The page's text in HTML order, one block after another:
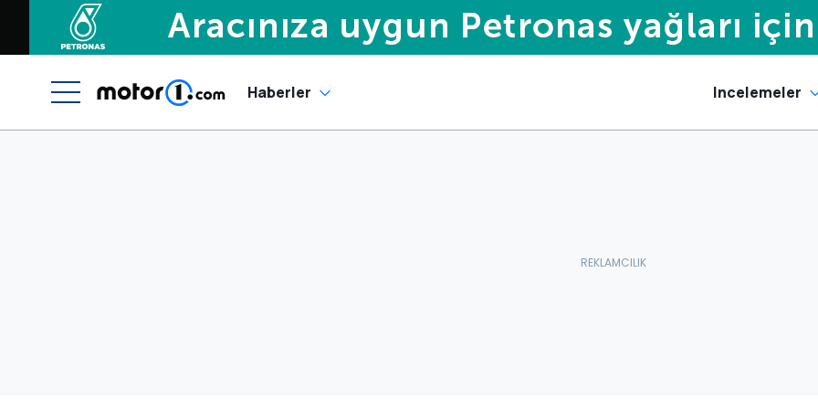
Haberler Incelemeler